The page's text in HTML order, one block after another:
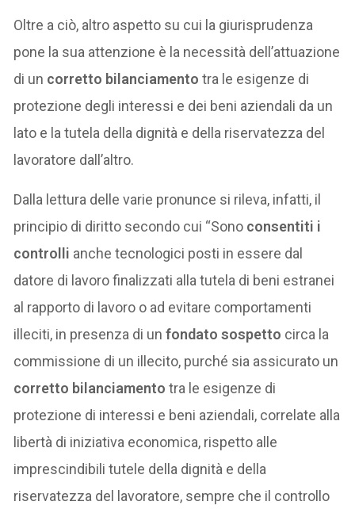
Oltre a ciò, altro aspetto su cui la giurisprudenza
pone la sua attenzione è la necessità dell’attuazione
di un corretto bilanciamento tra le esigenze di
protezione degli interessi e dei beni aziendali da un
lato e la tutela della dignità e della riservatezza del
lavoratore dall’altro.
Dalla lettura delle varie pronunce si rileva, infatti, il
principio di diritto secondo cui “Sono consentiti i
controlli anche tecnologici posti in essere dal
datore di lavoro finalizzati alla tutela di beni estranei
al rapporto di lavoro o ad evitare comportamenti
illeciti, in presenza di unfondato sospetto circa la
commissione di un illecito, purché sia assicurato un
corretto bilanciamento tra le esigenze di
protezione di interessi e beni aziendali, correlate alla
libertà di iniziativa economica, rispetto alle
imprescindibili tutele della dignità e della
riservatezza del lavoratore, sempre che il controllo